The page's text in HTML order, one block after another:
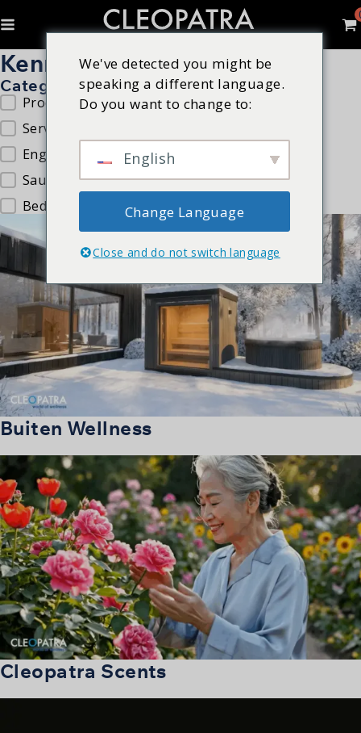
Kenniscentrum
Categorie
Video Categorieen
Product info(12)
Service
English
Sauna
(2)
Bedrijfsprofiel
(1)
Buiten Wellness
Cleopatra Scents
We've detected you might be
speaking a different language.
Do you want to change to:
English
Change Language
Close and do not switch language